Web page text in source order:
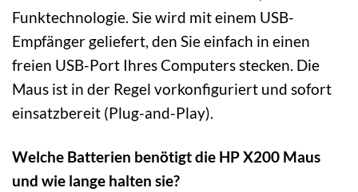
Funktechnologie. Sie wird mit einem USB-
Empfänger geliefert, den Sie einfach in einen
freien USB-Port Ihres Computers stecken. Die
Maus ist in der Regel vorkonfiguriert und sofort
einsatzbereit (Plug-and-Play).
Welche Batterien benötigt die HP X200 Maus
und wie lange halten sie?